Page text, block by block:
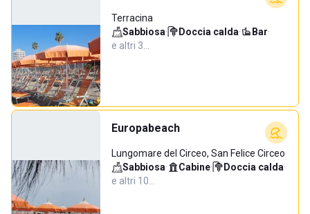
Terracina
Sabbiosa· Doccia calda· Bar·
e altri 3…
Europabeach
Lungomare del Circeo, San Felice Circeo
Sabbiosa· Cabine· Doccia calda·
e altri 10…